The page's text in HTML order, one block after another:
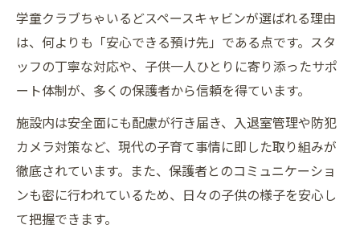
どスペースキャビンの満足度
忙しい家庭に選ばれる学童クラブちゃいるどス
ペースキャビンの特徴
忙しい家庭が学童クラブちゃいるどスペー
スキャビンを選ぶ理由
学童クラブの柔軟なサポート体制が家庭に
安心をもたらす
つくば市子育て補助金と学童クラブ活用の
ポイント
学童クラブちゃいるどスペースキャビンが選ばれる理由
は、何よりも「安心できる預け先」である点です。スタ
ッフの丁寧な対応や、子供一人ひとりに寄り添ったサポ
ート体制が、多くの保護者から信頼を得ています。
施設内は安全面にも配慮が行き届き、入退室管理や防犯
カメラ対策など、現代の子育て事情に即した取り組みが
徹底されています。また、保護者とのコミュニケーショ
ンも密に行われているため、日々の子供の様子を安心し
て把握できます。